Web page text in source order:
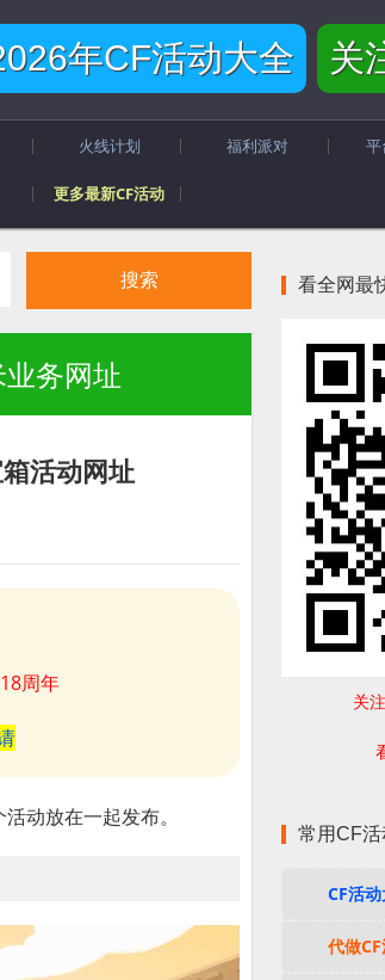
年CF活动大全 关
火线计划 福利派对 平
更多最新CF活动
务网址
活动网址
周年
动放在一起发布。
看全网最
关
常用CF活
CF活
代做